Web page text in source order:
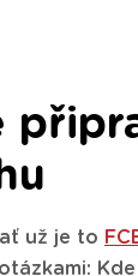
už je to